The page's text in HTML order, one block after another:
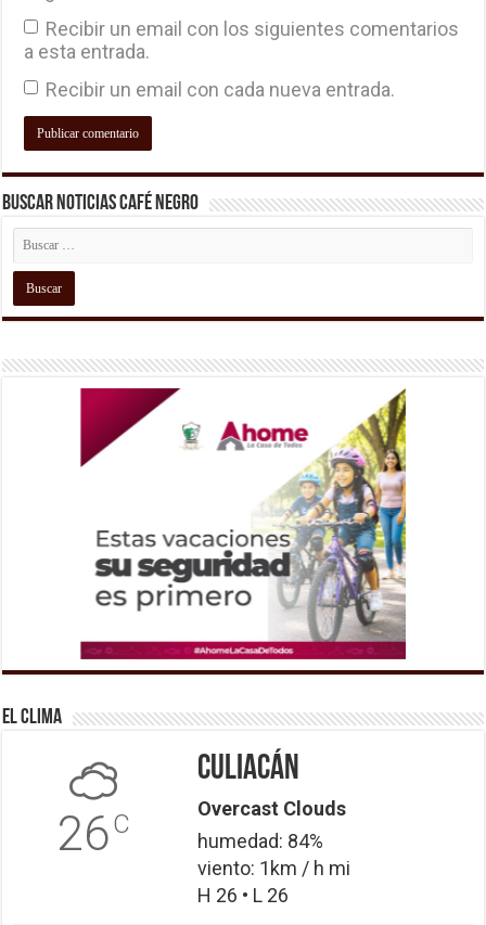
Recibir un email con los siguientes comentarios
a esta entrada.
Recibir un email con cada nueva entrada.
Buscar Noticias Café Negro
El Clima
26C
Culiacán
Overcast Clouds
humedad: 84%
viento: 1km / h mi
H 26 • L 26